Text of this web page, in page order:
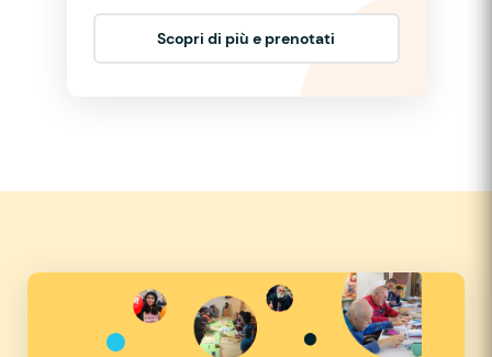
Scopri di più e prenotati